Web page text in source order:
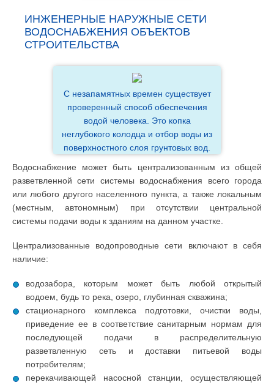
ИНЖЕНЕРНЫЕ НАРУЖНЫЕ СЕТИ
ВОДОСНАБЖЕНИЯ ОБЪЕКТОВ
СТРОИТЕЛЬСТВА
С незапамятных времен существует
проверенный способ обеспечения
водой человека. Это копка
неглубокого колодца и отбор воды из
поверхностного слоя грунтовых вод.
Водоснабжение может быть централизованным из общей
разветвленной сети системы водоснабжения всего города
или любого другого населенного пункта, а также локальным
(местным, автономным) при отсутствии центральной
системы подачи воды к зданиям на данном участке.
Централизованные водопроводные сети включают в себя
наличие:
водозабора, которым может быть любой открытый
водоем, будь то река, озеро, глубинная скважина;
стационарного комплекса подготовки, очистки воды,
приведение ее в соответствие санитарным нормам для
последующей подачи в распределительную
разветвленную сеть и доставки питьевой воды
потребителям;
перекачивающей насосной станции, осуществляющей